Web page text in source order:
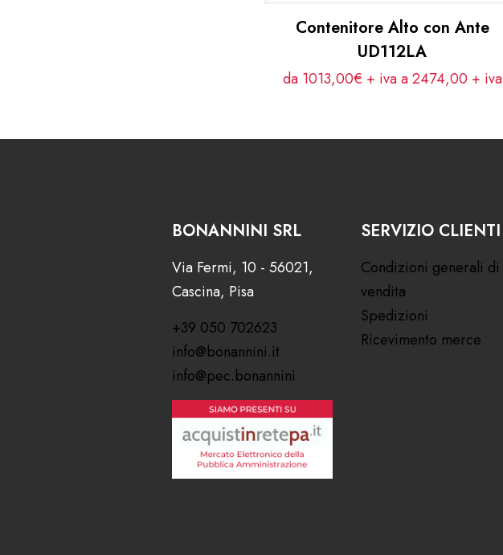
Contenitore Alto con Ante
UD112LA
da 1013,00€ + iva a 2474,00 + iva
BONANNINI SRL
Via Fermi, 10 - 56021,
Cascina, Pisa
+39 050 702623
info@bonannini.it
info@pec.bonannini
SERVIZIO CLIENTI
Condizioni generali di
vendita
Spedizioni
Ricevimento merce